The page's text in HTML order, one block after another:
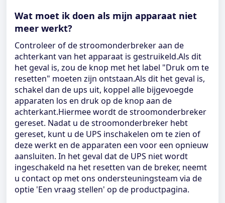
Wat moet ik doen als mijn apparaat niet
meer werkt?
Controleer of de stroomonderbreker aan de
achterkant van het apparaat is gestruikeld.Als dit
het geval is, zou de knop met het label "Druk om te
resetten" moeten zijn ontstaan.Als dit het geval is,
schakel dan de ups uit, koppel alle bijgevoegde
apparaten los en druk op de knop aan de
achterkant.Hiermee wordt de stroomonderbreker
gereset. Nadat u de stroomonderbreker hebt
gereset, kunt u de UPS inschakelen om te zien of
deze werkt en de apparaten een voor een opnieuw
aansluiten. In het geval dat de UPS niet wordt
ingeschakeld na het resetten van de breker, neemt
u contact op met ons ondersteuningsteam via de
optie 'Een vraag stellen' op de productpagina.